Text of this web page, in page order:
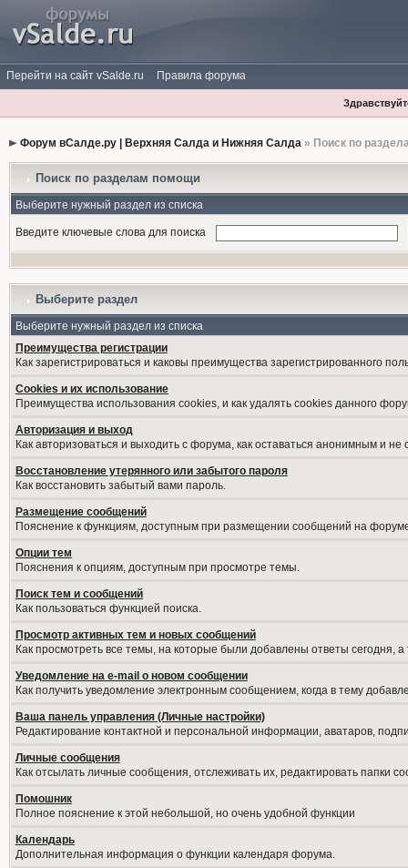
Перейти на сайт vSalde.ru Правила форума
Форум вСалде.ру | Верхняя Салда и Нижняя Салда» Поиск по
Поиск по разделам помощи
Выберите нужный раздел из списка
Введите ключевые слова для поиска
Выберите раздел
Выберите нужный раздел из списка
Преимущества регистрации
Как зарегистрироваться и каковы преимущества зарегистрированного
Cookies и их использование
Преимущества использования cookies, и как удалять cookies данного
Авторизация и выход
Как авторизоваться и выходить с форума, как оставаться анонимным и
Восстановление утерянного или забытого пароля
Как восстановить забытый вами пароль.
Размещение сообщений
Пояснение к функциям, доступным при размещении сообщений на
Опции тем
Пояснения к опциям, доступным при просмотре темы.
Поиск тем и сообщений
Как пользоваться функцией поиска.
Просмотр активных тем и новых сообщений
Как просмотреть все темы, на которые были добавлены ответы сегодня,
Уведомление на е-mail о новом сообщении
Как получить уведомление электронным сообщением, когда в тему
Ваша панель управления (Личные настройки)
Редактирование контактной и персональной информации, аватаров,
Личные сообщения
Как отсылать личные сообщения, отслеживать их, редактировать папки
Помошник
Полное пояснение к этой небольшой, но очень удобной функции
Календарь
Дополнительная информация о функции календаря форума.